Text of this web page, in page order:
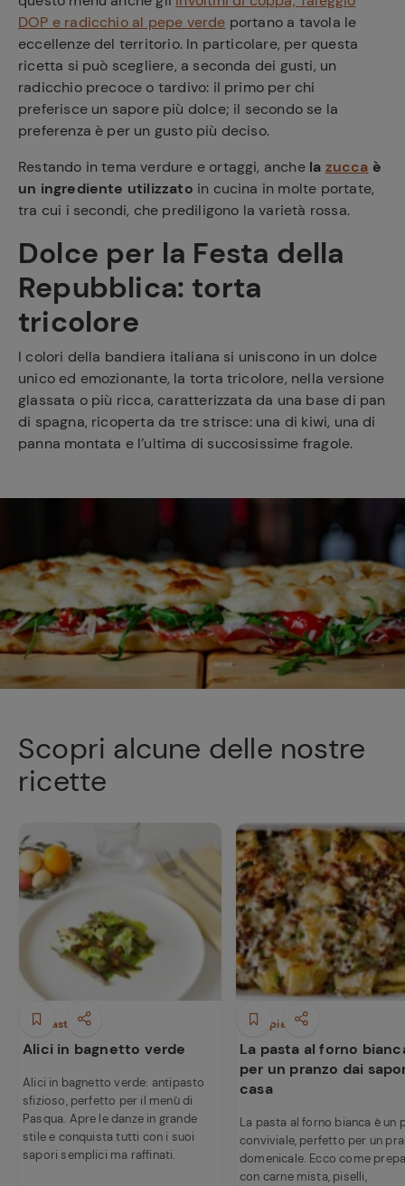
DOP e radicchio al pepe verde portano a tavola le
eccellenze del territorio. In particolare, per questa
ricetta si può scegliere, a seconda dei gusti, un
radicchio precoce o tardivo: il primo per chi
preferisce un sapore più dolce; il secondo se la
preferenza è per un gusto più deciso.
Restando in tema verdure e ortaggi, anche la zucca è
un ingrediente utilizzato in cucina in molte portate,
tra cui i secondi, che prediligono la varietà rossa.
Dolce per la Festa della
Repubblica: torta
tricolore
I colori della bandiera italiana si uniscono in un dolce
unico ed emozionante, la torta tricolore, nella versione
glassata o più ricca, caratterizzata da una base di pan
di spagna, ricoperta da tre strisce: una di kiwi, una di
panna montata e l’ultima di succosissime fragole.
Scopri alcune delle nostre
ricette
Antipasti
Alici in bagnetto verde
Alici in bagnetto verde: antipasto
sfizioso, perfetto per il menù di
Pasqua. Apre le danze in grande
stile e conquista tutti con i suoi
sapori semplici ma raffinati.
Primi piatti
La pasta al forno
per un pranzo dai
casa
La pasta al forno bianca è un
conviviale, perfetto per un
domenicale. Ecco come
con carne mista, piselli,
Ricette
preferite